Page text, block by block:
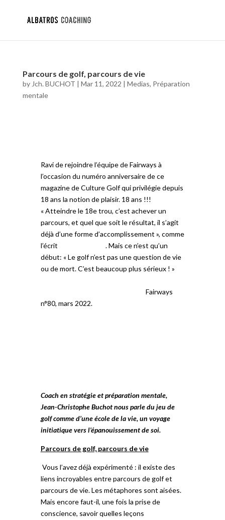
Parcours de golf, parcours de vie
by Jch. BUCHOT | Mar 11, 2022 | Medias, Préparation
mentale
Ravi de rejoindre l’équipe de Fairways à
l’occasion du numéro anniversaire de ce
magazine de Culture Golf qui privilégie depuis
18 ans la notion de plaisir. 18 ans !!!
« Atteindre le 18e trou, c’est achever un
parcours, et quel que soit le résultat, il s’agit
déjà d’une forme d’accomplissement », comme
l’écrit
. Mais ce n’est qu’un
début: « Le golf n’est pas une question de vie
ou de mort. C’est beaucoup plus sérieux ! »
Fairways
n°80, mars 2022.
Coach en stratégie et préparation mentale,
Jean-Christophe Buchot nous parle du jeu de
golf comme d’une école de la vie, un voyage
initiatique vers l’épanouissement de soi.
Parcours de golf, parcours de vie
Vous l’avez déjà expérimenté : il existe des
liens incroyables entre parcours de golf et
parcours de vie. Les métaphores sont aisées.
Mais encore faut-il, une fois la prise de
conscience, savoir quelles leçons